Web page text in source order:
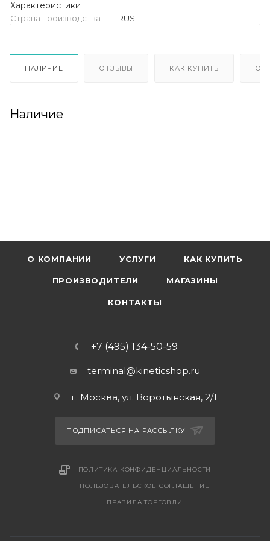
Характеристики
Страна производства — RUS
НАЛИЧИЕ ОТЗЫВЫ КАК КУПИТЬ
Наличие
О КОМПАНИИ УСЛУГИ КАК КУПИТЬ
ПРОИЗВОДИТЕЛИ МАГАЗИНЫ
КОНТАКТЫ
+7 (495) 134-50-59
terminal@kineticshop.ru
г. Москва, ул. Воротынская, 2/1
ПОДПИСАТЬСЯ НА РАССЫЛКУ
ПОЛИТИКА КОНФИДЕНЦИАЛЬНОСТИ
ПОЛЬЗОВАТЕЛЬСКОЕ СОГЛАШЕНИЕ
ПРАВИЛА ТОРГОВЛИ